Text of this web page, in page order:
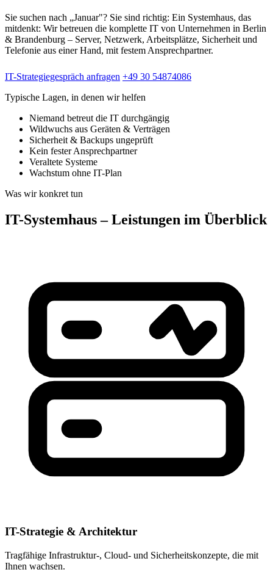
Sie suchen nach „Januar"? Sie sind richtig: Ein Systemhaus, das
mitdenkt: Wir betreuen die komplette IT von Unternehmen in Berlin
& Brandenburg – Server, Netzwerk, Arbeitsplätze, Sicherheit und
Telefonie aus einer Hand, mit festem Ansprechpartner.
IT-Strategiegespräch anfragen +49 30 54874086
Typische Lagen, in denen wir helfen
Niemand betreut die IT durchgängig
Wildwuchs aus Geräten & Verträgen
Sicherheit & Backups ungeprüft
Kein fester Ansprechpartner
Veraltete Systeme
Wachstum ohne IT-Plan
Was wir konkret tun
IT-Systemhaus – Leistungen im Überblick
IT-Strategie & Architektur
Tragfähige Infrastruktur-, Cloud- und Sicherheitskonzepte, die mit
Ihnen wachsen.